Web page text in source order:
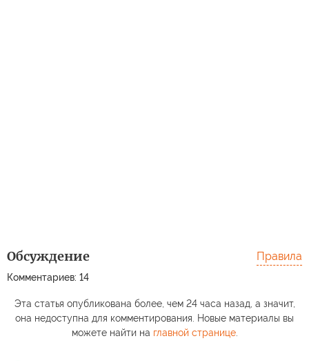
Обсуждение
Комментариев: 14
Правила
Эта статья опубликована более, чем 24 часа назад, а значит,
она недоступна для комментирования. Новые материалы вы
можете найти на главной странице.